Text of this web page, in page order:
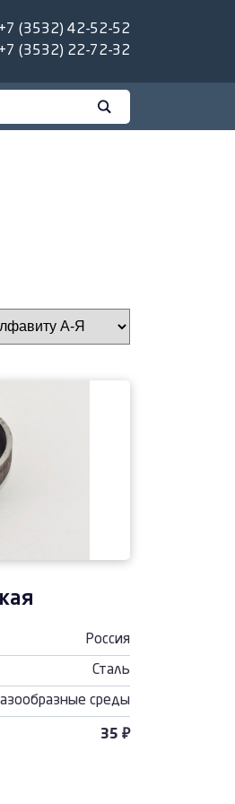
+7 (3532) 42-52-52
+7 (3532) 22-72-32
Россия
Сталь
среды
35 ₽